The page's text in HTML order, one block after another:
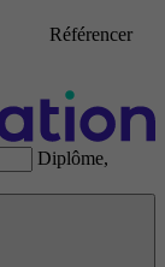
Référencer
Diplôme,